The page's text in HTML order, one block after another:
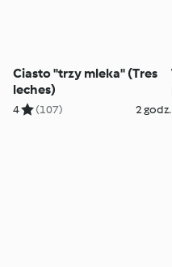
Ciasto "trzy mleka" (Tres
leches)
4 (107) 2 godz.